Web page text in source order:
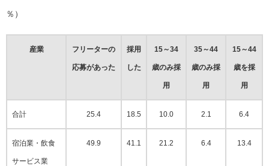
％）
産業 フリーターの
応募があった
採用
した
15～34
歳のみ採
用
35～44
歳のみ採
用
15～44
歳を採
用
合計 25.4 18.5 10.0 2.1 6.4
宿泊業・飲食
サービス業
49.9 41.1 21.2 6.4 13.4